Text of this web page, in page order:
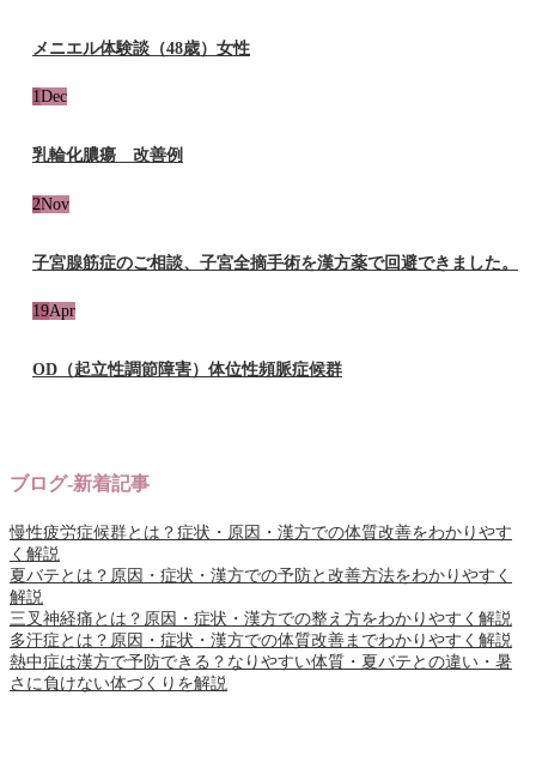
メニエル体験談（48歳）女性
1Dec
乳輪化膿瘍 改善例
2Nov
子宮腺筋症のご相談、子宮全摘手術を漢方薬で回避できました。
19Apr
OD（起立性調節障害）体位性頻脈症候群
ブログ-新着記事
慢性疲労症候群とは？症状・原因・漢方での体質改善をわかりやす
く解説
夏バテとは？原因・症状・漢方での予防と改善方法をわかりやすく
解説
三叉神経痛とは？原因・症状・漢方での整え方をわかりやすく解説
多汗症とは？原因・症状・漢方での体質改善までわかりやすく解説
熱中症は漢方で予防できる？なりやすい体質・夏バテとの違い・暑
さに負けない体づくりを解説